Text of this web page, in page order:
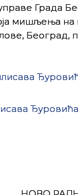
Града
мишљења